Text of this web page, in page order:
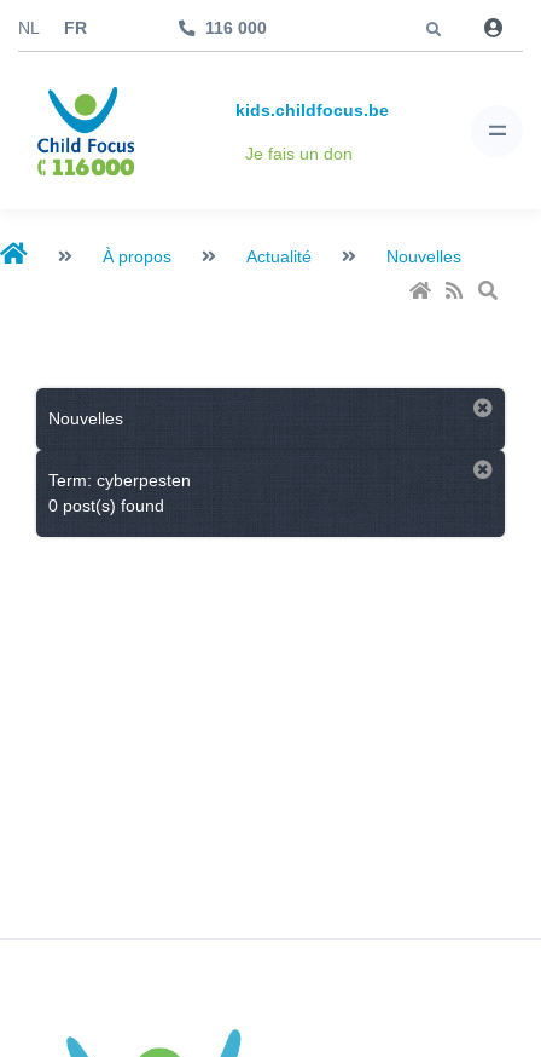
NL FR 116 000
kids.childfocus.be
Je fais un don
À propos Actualité Nouvelles
Nouvelles
Term: cyberpesten
0 post(s) found